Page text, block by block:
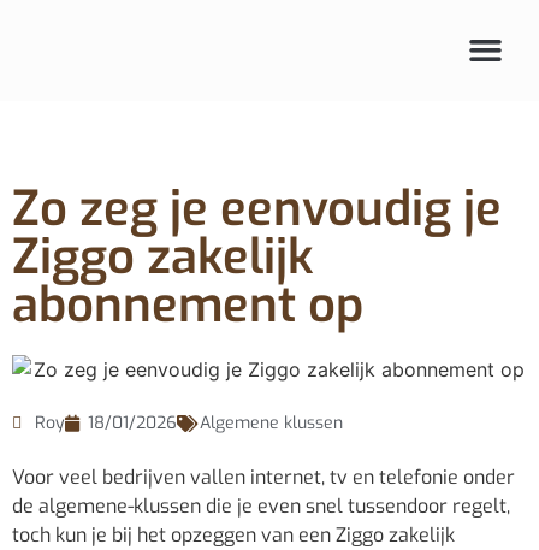
Zo zeg je eenvoudig je
Ziggo zakelijk
abonnement op
Roy 18/01/2026 Algemene klussen
Voor veel bedrijven vallen internet, tv en telefonie onder
de algemene-klussen die je even snel tussendoor regelt,
toch kun je bij het opzeggen van een Ziggo zakelijk